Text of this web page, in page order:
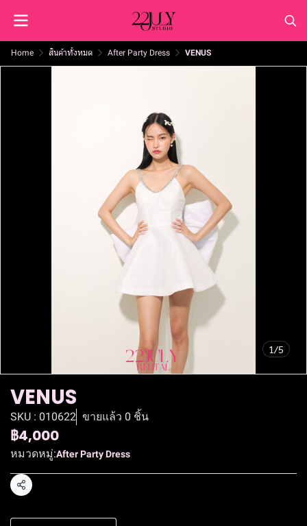
Home สินค้าทั้งหมด After Party Dress VENUS
1/5
VENUS
SKU : 010622 ขายแล้ว 0 ชิ้น
฿4,000
หมวดหมู่:After Party Dress
แชร์